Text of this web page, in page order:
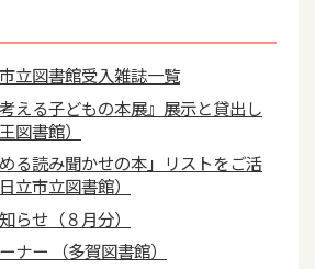
立図書館受入雑誌一覧
える子どもの本展』展示と貸出し
図書館）
める読み聞かせの本」リストをご活
立市立図書館）
らせ（８月分）
ナー （多賀図書館）